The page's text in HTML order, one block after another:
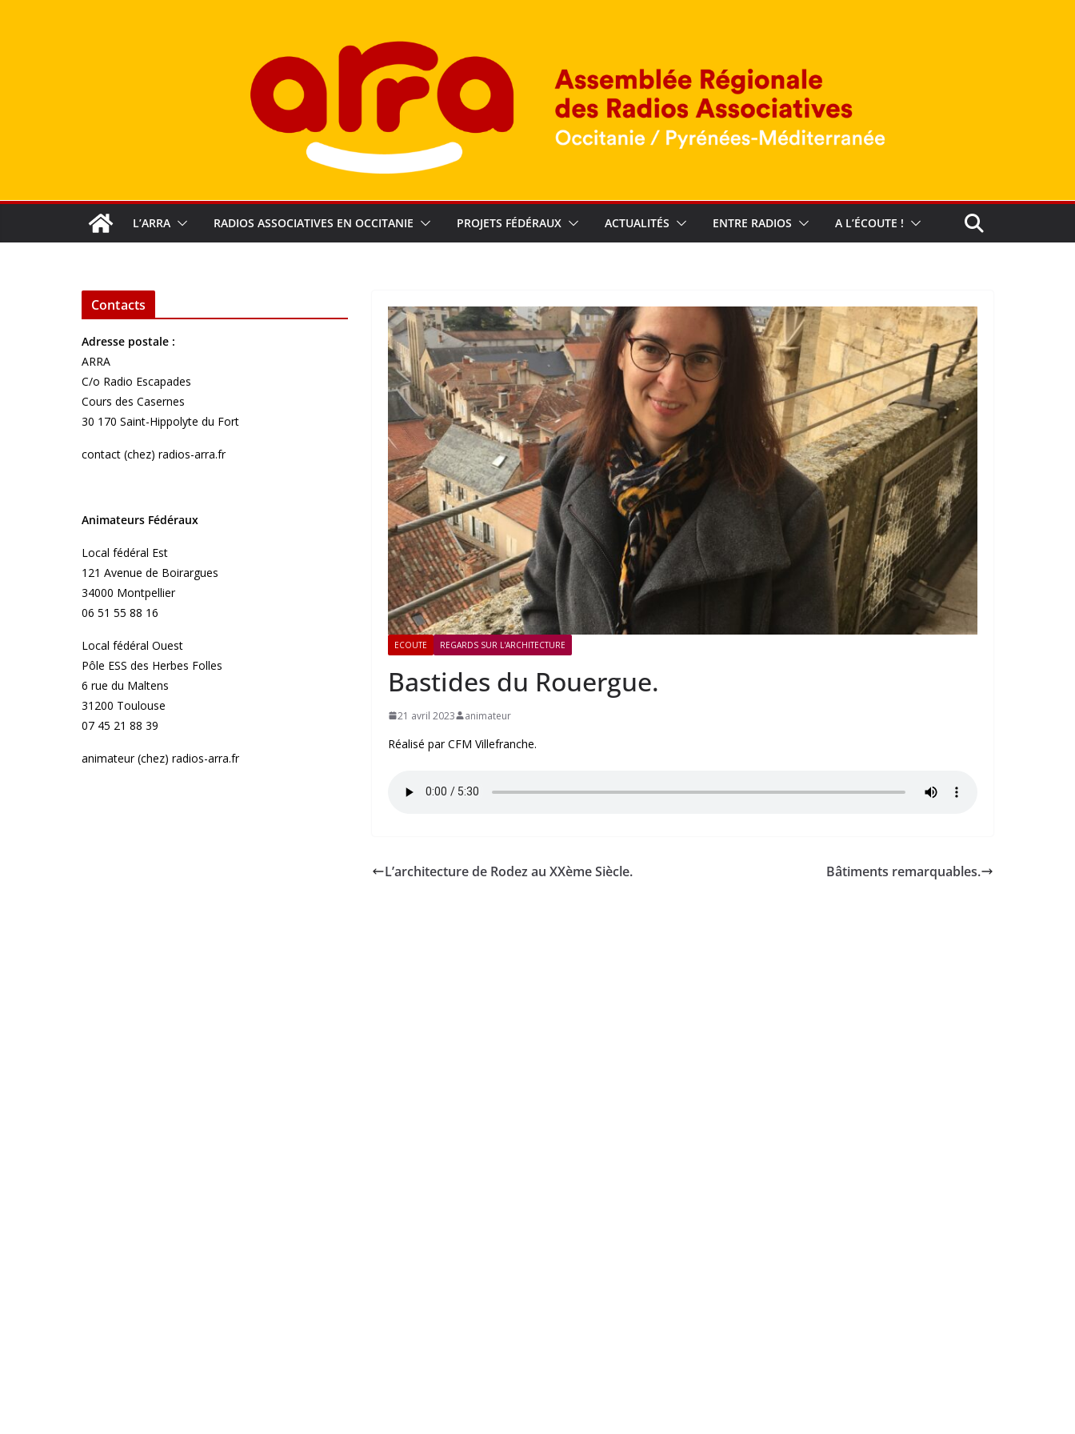
L’ARRA RADIOS ASSOCIATIVES EN OCCITANIE PROJETS FÉDÉRAUX ACTUALITÉS ENTRE RADIOS A L’ÉCOUTE !
ECOUTE REGARDS SUR L'ARCHITECTURE
Bastides du Rouergue.
21 avril 2023 animateur
Réalisé par CFM Villefranche.
L’architecture de Rodez au XXème Siècle. Bâtiments remarquables.
Contacts
Adresse postale :
ARRA
C/o Radio Escapades
Cours des Casernes
30 170 Saint-Hippolyte du Fort
contact (chez) radios-arra.fr
Animateurs Fédéraux
Local fédéral Est
121 Avenue de Boirargues
34000 Montpellier
06 51 55 88 16
Local fédéral Ouest
Pôle ESS des Herbes Folles
6 rue du Maltens
31200 Toulouse
07 45 21 88 39
animateur (chez) radios-arra.fr